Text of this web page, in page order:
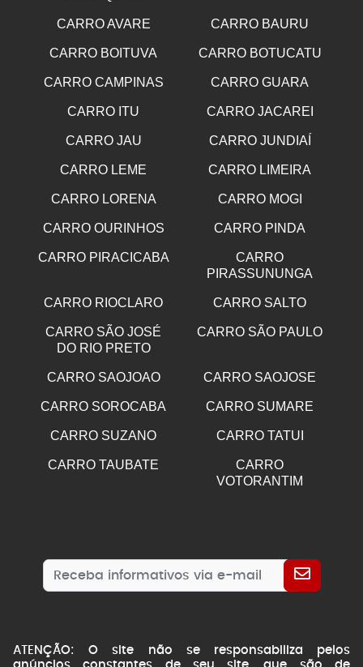
CARRO AVARE CARRO BAURU
CARRO BOITUVA CARRO BOTUCATU
CARRO CAMPINAS CARRO GUARA
CARRO ITU CARRO JACAREI
CARRO JAU CARRO JUNDIAÍ
CARRO LEME CARRO LIMEIRA
CARRO LORENA CARRO MOGI
CARRO OURINHOS CARRO PINDA
CARRO PIRACICABA
CARRO
PIRASSUNUNGA
CARRO RIOCLARO CARRO SALTO
CARRO SÃO JOSÉ
DO RIO PRETO
CARRO SÃO PAULO
CARRO SAOJOAO CARRO SAOJOSE
CARRO SOROCABA CARRO SUMARE
CARRO SUZANO CARRO TATUI
CARRO TAUBATE
CARRO
VOTORANTIM
ATENÇÃO: O site não se responsabiliza pelos